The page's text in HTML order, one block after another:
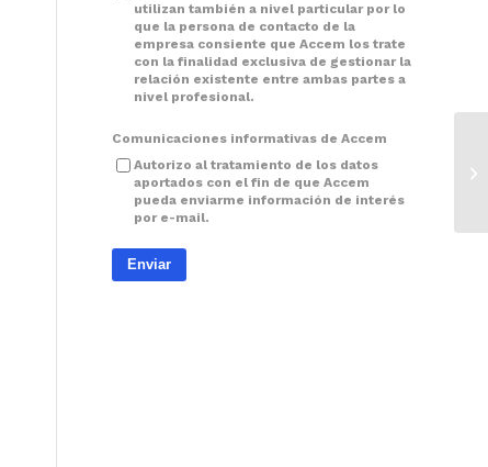
utilizan también a nivel particular por lo
que la persona de contacto de la
empresa consiente que Accem los trate
con la finalidad exclusiva de gestionar la
relación existente entre ambas partes a
nivel profesional.
Comunicaciones informativas de Accem
Autorizo al tratamiento de los datos
aportados con el fin de que Accem
pueda enviarme información de interés
por e-mail.
Enviar